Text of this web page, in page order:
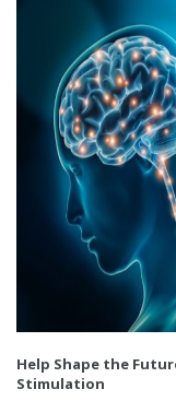
Help Shape the
Stimulation